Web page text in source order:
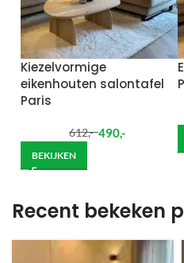
Kiezelvormige
eikenhouten salontafel
Paris
612,- 490,-
BEKIJKEN
Recent bekeken